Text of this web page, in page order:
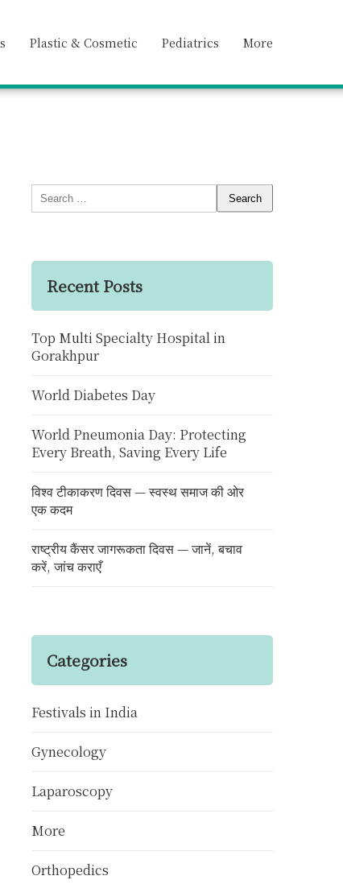
Plastic & Cosmetic Pediatrics More
Search
for:
Recent Posts
Top Multi Specialty Hospital in
Gorakhpur
World Diabetes Day
World Pneumonia Day: Protecting
Every Breath, Saving Every Life
विश्व टीकाकरण दिवस — स्वस्थ समाज की ओर
एक कदम
राष्ट्रीय कैंसर जागरूकता दिवस — जानें, बचाव
करें, जांच कराएँ
Categories
Festivals in India
Gynecology
Laparoscopy
More
Orthopedics